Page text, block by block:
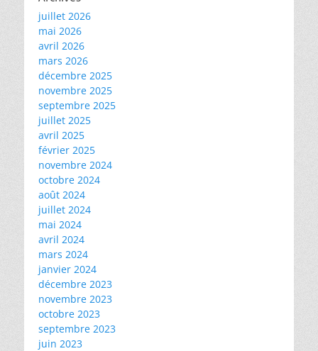
juillet 2026
mai 2026
avril 2026
mars 2026
décembre 2025
novembre 2025
septembre 2025
juillet 2025
avril 2025
février 2025
novembre 2024
octobre 2024
août 2024
juillet 2024
mai 2024
avril 2024
mars 2024
janvier 2024
décembre 2023
novembre 2023
octobre 2023
septembre 2023
juin 2023